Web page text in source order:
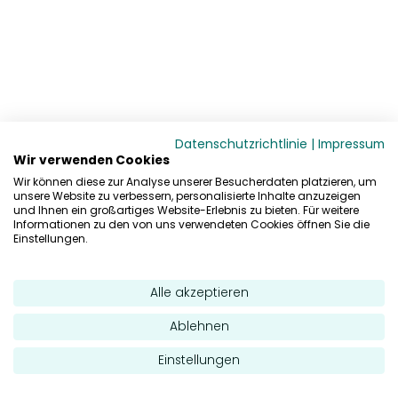
Datenschutzrichtlinie | Impressum
Wir verwenden Cookies
Wir können diese zur Analyse unserer Besucherdaten platzieren, um
unsere Website zu verbessern, personalisierte Inhalte anzuzeigen
und Ihnen ein großartiges Website-Erlebnis zu bieten. Für weitere
Informationen zu den von uns verwendeten Cookies öffnen Sie die
Einstellungen.
Alle akzeptieren
Ablehnen
Einstellungen